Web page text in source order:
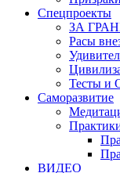
Спецпроекты
ЗА
Расы
Тесты и
Саморазвитие
ВИДЕО